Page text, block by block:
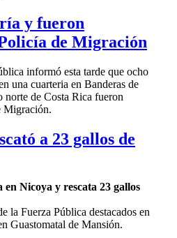
y fueron
de Migración
informó esta tarde que ocho
una cuarteria en Banderas de
norte de Costa Rica fueron
Migración.
a 23 gallos de
Nicoya y rescata 23 gallos
la Fuerza Pública destacados en
Guastomatal de Mansión.